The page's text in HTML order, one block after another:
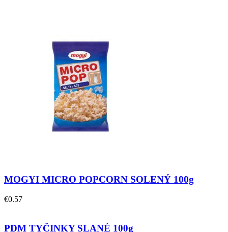
MOGYI MICRO POPCORN SOLENÝ 100g
€0.57
PDM TYČINKY SLANÉ 100g